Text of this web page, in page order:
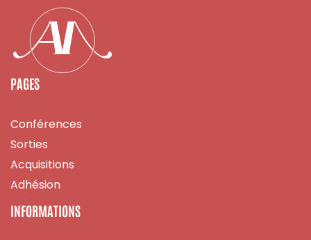
PAGES
Conférences
Sorties
Acquisitions
Adhésion
INFORMATIONS